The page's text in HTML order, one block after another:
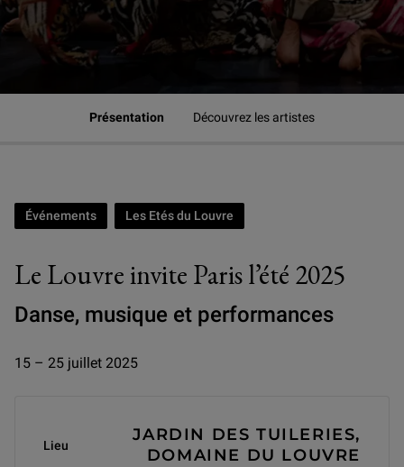
Présentation Découvrez les artistes
Le Louvre invite Paris l’été 2025
Danse, musique et performances
Événements Les Etés du Louvre
15 – 25 juillet 2025
Lieu
JARDIN DES TUILERIES,
DOMAINE DU LOUVRE